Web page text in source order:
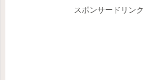
スポンサードリンク